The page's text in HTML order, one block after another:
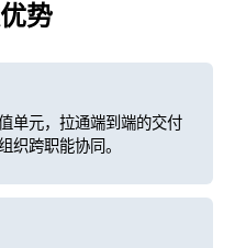
势
单元，拉通端到端的交付
织跨职能协同。